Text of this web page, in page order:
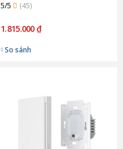
5/5
(45)
1.815.000 ₫
So sánh